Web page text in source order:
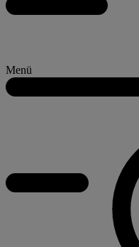
Menü